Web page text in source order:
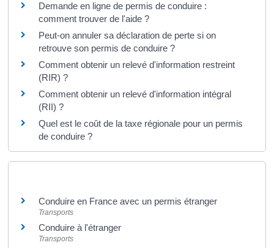
Demande en ligne de permis de conduire :
comment trouver de l'aide ?
Peut-on annuler sa déclaration de perte si on
retrouve son permis de conduire ?
Comment obtenir un relevé d'information restreint
(RIR) ?
Comment obtenir un relevé d'information intégral
(RII) ?
Quel est le coût de la taxe régionale pour un permis
de conduire ?
Conduire en France avec un permis étranger
Transports
Conduire à l'étranger
Transports